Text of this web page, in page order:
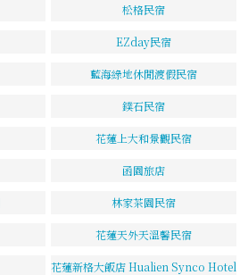
松格民宿
EZday民宿
藍海綠地休閒渡假民宿
鏷石民宿
花蓮上大和景觀民宿
函園旅店
林家茶園民宿
花蓮天外天溫馨民宿
花蓮新格大飯店 Hualien Synco Hotel